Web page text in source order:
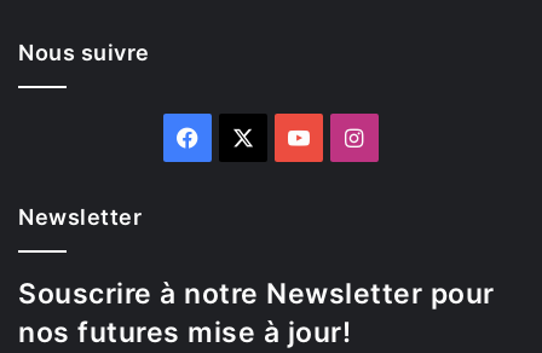
Nous suivre
FacebookYouTubeInstagram
Newsletter
Souscrire à notre Newsletter pour
nos futures mise à jour!